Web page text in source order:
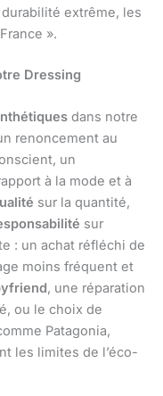
extrême, les
».
Dressing
dans notre
renoncement au
un
à la mode et à
sur la quantité,
sur
: un achat réfléchi de
moins fréquent et
, une réparation
ou le choix de
Patagonia,
les limites de l’éco-